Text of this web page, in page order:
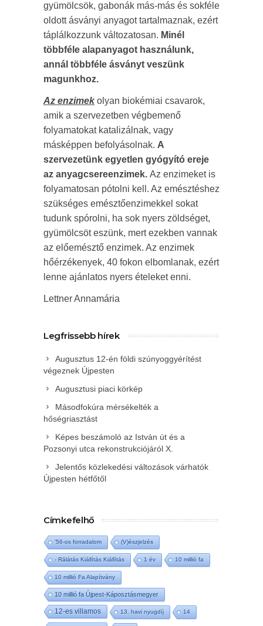
gyümölcsök, gabonák más-más és sokféle
oldott ásványi anyagot tartalmaznak, ezért
táplálkozzunk változatosan. Minél
többféle alapanyagot használunk,
annál többféle ásványt veszünk
magunkhoz.
Az enzimekolyan biokémiai csavarok,
amik a szervezetben végbemenő
folyamatokat katalizálnak, vagy
másképpen befolyásolnak. A
szervezetünk egyetlen gyógyító ereje
az anyagcsereenzimek. Az enzimeket is
folyamatosan pótolni kell. Az emésztéshez
szükséges emésztőenzimekkel sokat
tudunk spórolni, ha sok nyers zöldséget,
gyümölcsöt eszünk, mert ezekben vannak
az előemésztő enzimek. Az enzimek
hőérzékenyek, 40 fokon elbomlanak, ezért
lenne ajánlatos nyers ételeket enni.
Lettner Annamária
Legfrissebb hírek
Augusztus 12-én földi szúnyoggyérítést
végeznek Újpesten
Augusztusi piaci körkép
Másodfokúra mérsékelték a
hőségriasztást
Képes beszámoló az István út és a
Pozsonyi utca rekonstrukciójáról X.
Jelentős közlekedési változások várhatók
Újpesten hétfőtől
Címkefelhő
'56-os forradalom (V)észjelzés
- Rálátás Kiállítás Kiállítás 1 év 10 millió fa
10 millió Fa Alapítvány
10 millió fa Újpest-Káposztásmegyer
12-es villamos 13. havi nyugdíj 14